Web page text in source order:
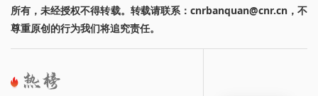
所有，未经授权不得转载。转载请联系：cnrbanquan@cnr.cn，不
尊重原创的行为我们将追究责任。